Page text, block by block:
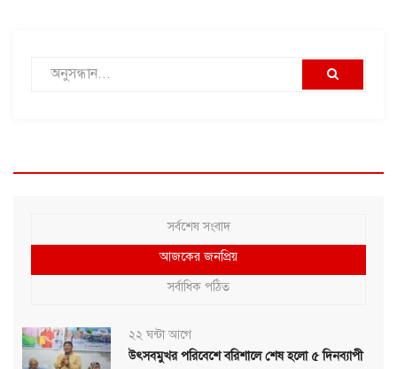
সর্বশেষ সংবাদ
আজকের জনপ্রিয়
সর্বাধিক পঠিত
২২ ঘন্টা আগে
উৎসবমুখর পরিবেশে বরিশালে শেষ হলো ৫ দিনব্যাপী